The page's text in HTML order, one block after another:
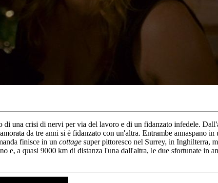
una crisi di nervi per via del lavoro e di un fidanzato infedele.
da tre anni si è fidanzato con un'altra. Entrambe annaspano
finisce in un cottage super pittoresco nel Surrey, in Inghilterra,
e, a quasi 9000 km di distanza l'una dall'altra, le due sfortunate in